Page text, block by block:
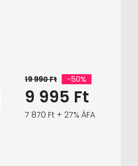
19 990 Ft -50%
9 995 Ft
7 870 Ft + 27% ÁFA